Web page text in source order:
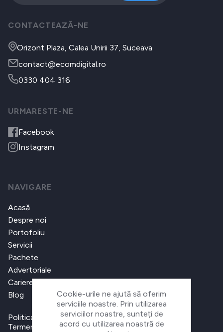
CONTACTEAZĂ-NE
Orizont Plaza, Calea Unirii 37, Suceava
contact@ecomdigital.ro
0330 404 316
URMARESTE-NE
Facebook
Instagram
NAVIGARE
Acasă
Despre noi
Portofoliu
Servicii
Pachete
Advertoriale
Cariere
Blog
Politica de confidențialitate
Termeni și condiții
Cookie-urile ne ajută să oferim
serviciile noastre. Prin utilizarea
serviciilor noastre, sunteți de
acord cu utilizarea noastră de